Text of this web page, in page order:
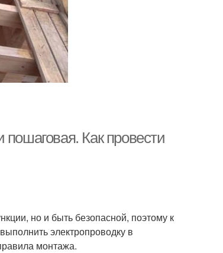
Как провести
но и быть безопасной, поэтому к
электропроводку в
монтажа.